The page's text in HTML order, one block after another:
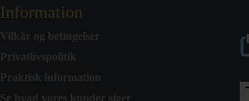
Information
Vilkår og betingelser
Privatlivspolitik
Praktisk information
Se hvad vores kunder siger